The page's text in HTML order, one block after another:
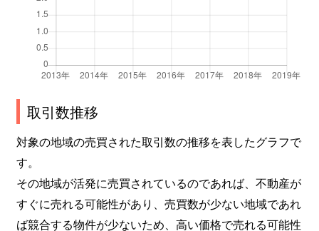
境田
境松
300万円
みどりの
境松
さくらの森
2,300万円
つくば
大角豆
1,700万円
大角豆
1,400万円 荒川沖
取引数推移
対象の地域の売買された取引数の推移を表したグラフで
す。
その地域が活発に売買されているのであれば、不動産が
すぐに売れる可能性があり、売買数が少ない地域であれ
ば競合する物件が少ないため、高い価格で売れる可能性